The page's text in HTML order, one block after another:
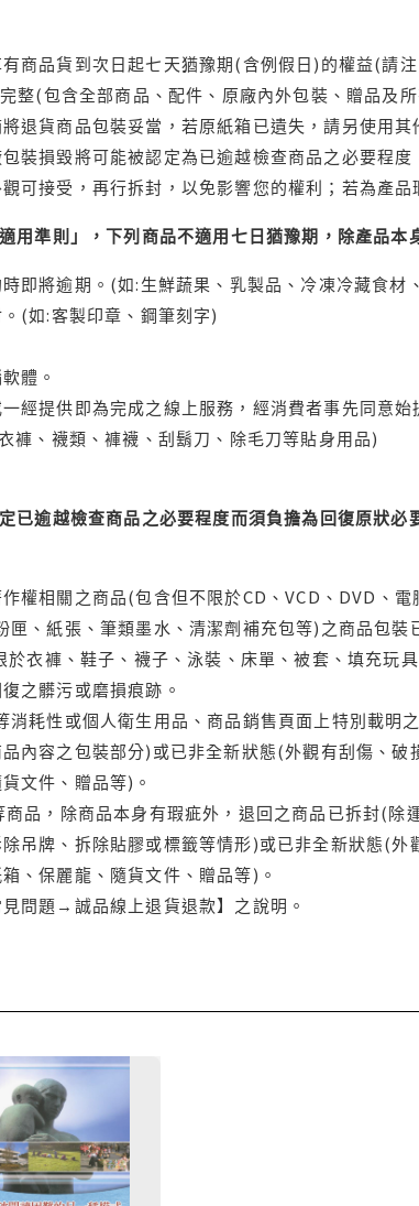
商品貨到次日起七天猶豫期(含例假日)的權益(請
整(包含全部商品、配件、原廠內外包裝、贈品及
退貨商品包裝妥當，若原紙箱已遺失，請另使用
裝損毀將可能被認定為已逾越檢查商品之必要程
可接受，再行拆封，以免影響您的權利；若為產
用準則」，下列商品不適用七日猶豫期，除產品本
即將逾期。(如:生鮮蔬果、乳製品、冷凍冷藏食材
(如:客製印章、鋼筆刻字)
體。
經提供即為完成之線上服務，經消費者事先同意
褲、襪類、褲襪、刮鬍刀、除毛刀等貼身用品)
已逾越檢查商品之必要程度而須負擔為回復原狀
權相關之商品(包含但不限於CD、VCD、DVD、
匣、紙張、筆類墨水、清潔劑補充包等)之商品包
衣褲、鞋子、襪子、泳裝、床單、被套、填充玩
之髒污或磨損痕跡。
耗性或個人衛生用品、商品銷售頁面上特別載明
內容之包裝部分)或已非全新狀態(外觀有刮傷、
文件、贈品等)。
品，除商品本身有瑕疵外，退回之商品已拆封(
吊牌、拆除貼膠或標籤等情形)或已非全新狀態(
、保麗龍、隨貨文件、贈品等)。
問題→誠品線上退貨退款】之說明。